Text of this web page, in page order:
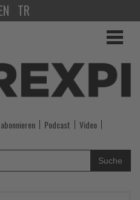
TR
Podcast
Video
Suche